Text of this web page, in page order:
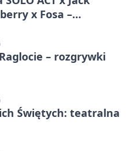
x Fosa –
– rozgrywki
Świętych: teatralna